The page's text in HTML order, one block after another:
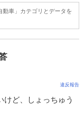
動車」カテゴリとデータを
違反報告
けど、しょっちゅう